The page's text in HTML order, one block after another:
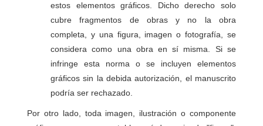
estos elementos gráficos. Dicho derecho solo
cubre fragmentos de obras y no la obra
completa, y una figura, imagen o fotografía, se
considera como una obra en sí misma. Si se
infringe esta norma o se incluyen elementos
gráficos sin la debida autorización, el manuscrito
podría ser rechazado.
Por otro lado, toda imagen, ilustración o componente